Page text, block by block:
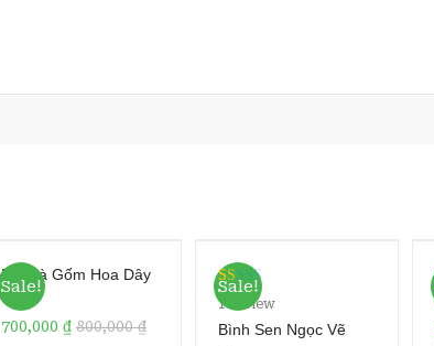
Sale!
Bộ Trà Gốm Hoa Dây
700,000 ₫ 800,000₫
Sale!
R
at
11review
Bình Sen Ngọc Vẽ